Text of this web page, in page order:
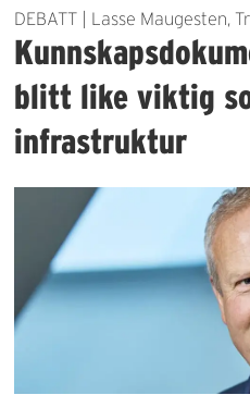
DEBATT | Lasse Maugesten,
blitt like viktig
infrastruktur